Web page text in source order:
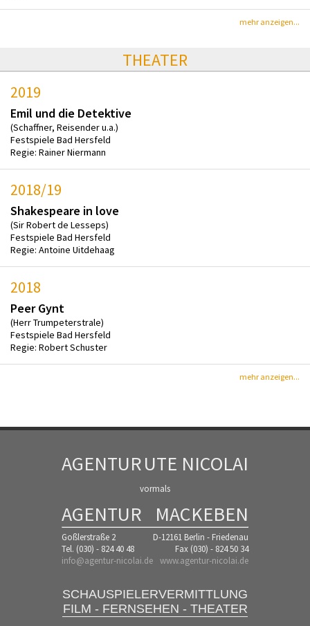
mehr anzeigen...
THEATER
2019
Emil und die Detektive
(Schaffner, Reisender u.a.)
Festspiele Bad Hersfeld
Regie: Rainer Niermann
2018/19
Shakespeare in love
(Sir Robert de Lesseps)
Festspiele Bad Hersfeld
Regie: Antoine Uitdehaag
2018
Peer Gynt
(Herr Trumpeterstrale)
Festspiele Bad Hersfeld
Regie: Robert Schuster
mehr anzeigen...
AGENTURUTE NICOLAI
vormals
AGENTUR MACKEBEN
Goßlerstraße 2
D-12161 Berlin - Friedenau
Tel. (030) - 824 40 48
Fax (030) - 824 50 34
info@agentur-nicolai.de www.agentur-nicolai.de
SCHAUSPIELERVERMITTLUNG
FILM - FERNSEHEN - THEATER